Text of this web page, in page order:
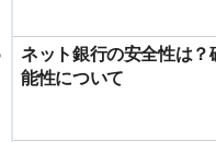
ネット銀行の安全性は
能性について